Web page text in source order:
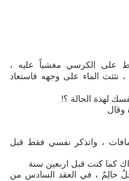
على الكرسي مغشياً عليه ،
نثثت الماء على وجهه فاستعاد
لهذة الحالة ؟!
وقال
، واتذكر نفسي فقط قبل
كما كنت قبل اربعين سنة
حالِمٌ ، في العقد السادس من